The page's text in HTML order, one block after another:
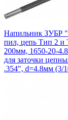
Напильник ЗУБР
пил, цепь Тип 2 и
200мм, 1650-20-4.8
для заточки
.354", d=4.8мм (3/